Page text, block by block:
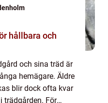
och sina träd är
hemägare. Äldre
blir dock ofta kvar
trädgården. För